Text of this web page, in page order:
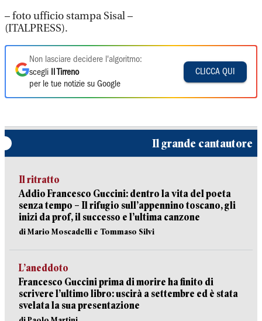
– foto ufficio stampa Sisal –
(ITALPRESS).
Non lasciare decidere l'algoritmo:
scegli
Il Tirreno
per le tue notizie su Google
CLICCA QUI
Il grande cantautore
Il ritratto
Addio Francesco Guccini: dentro la vita del poeta
senza tempo – Il rifugio sull’appennino toscano, gli
inizi da prof, il successo e l’ultima canzone
di Mario Moscadelli e Tommaso Silvi
L’aneddoto
Francesco Guccini prima di morire ha finito di
scrivere l’ultimo libro: uscirà a settembre ed è stata
svelata la sua presentazione